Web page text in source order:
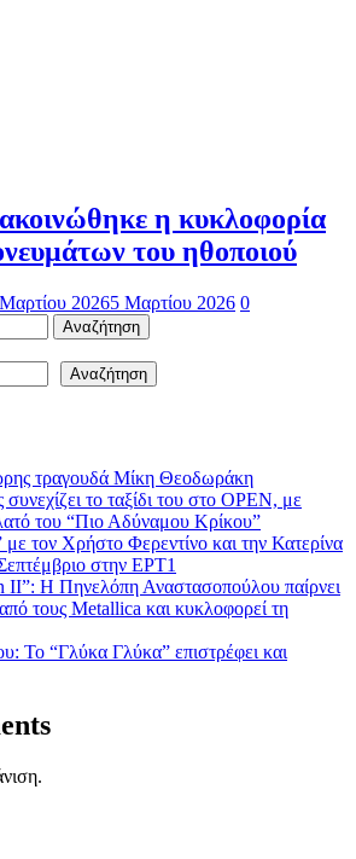
η κυκλοφορία
του ηθοποιού
20265 Μαρτίου 2026 0
Αναζήτηση
τραγουδά Μίκη Θεοδωράκη
το ταξίδι του στο OPEN, με
του “Πιο Αδύναμου Κρίκου”
τον Χρήστο Φερεντίνο και την Κατερίνα
στην ΕΡΤ1
II”: Η Πηνελόπη Αναστασοπούλου παίρνει
τους Metallica και κυκλοφορεί τη
Το “Γλύκα Γλύκα” επιστρέφει και